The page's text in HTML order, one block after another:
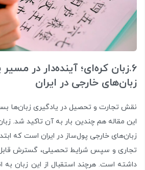
6.زبان کره‌ای؛ آینده‌دار در
زبان‌های خارجی در ایران
نقش تجارت و تحصیل در یادگیری زبان‌ها
این مقاله هم چندین بار به آن تاکید شد.
زبان‌های خارجی پول‌ساز در ایران است که
تجاری و سپس شرایط تحصیلی، گسترش
داشته است. هرچند استقبال از این زبان به